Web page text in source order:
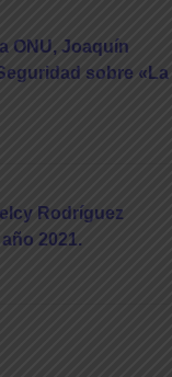
ONU, Joaquín
sobre «La
Rodríguez
2021.